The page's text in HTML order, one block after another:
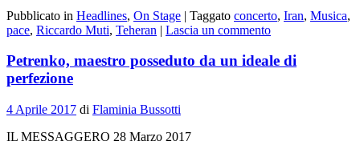
Pubblicato in Headlines, On Stage | Taggato concerto, Iran, Musica,
pace, Riccardo Muti, Teheran | Lascia un commento
Petrenko, maestro posseduto da un ideale di
perfezione
4 Aprile 2017 di Flaminia Bussotti
IL MESSAGGERO 28 Marzo 2017